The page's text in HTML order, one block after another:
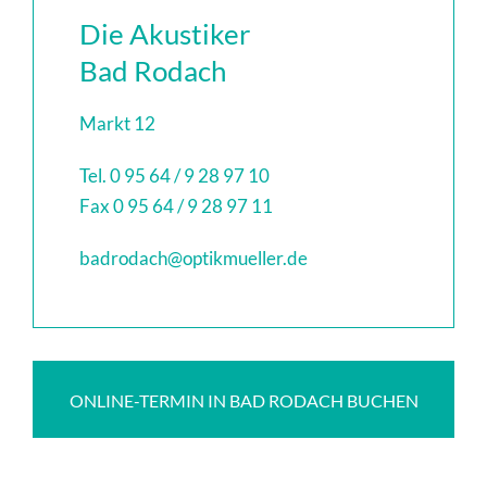
Die Akustiker
Bad Rodach
Markt 12
Tel. 0 95 64 / 9 28 97 10
Fax 0 95 64 / 9 28 97 11
badrodach@optikmueller.de
ONLINE-TERMIN IN BAD RODACH BUCHEN